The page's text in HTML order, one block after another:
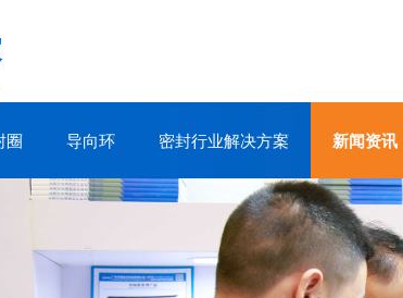
圈 导向环 密封行业解决方案 新闻资讯